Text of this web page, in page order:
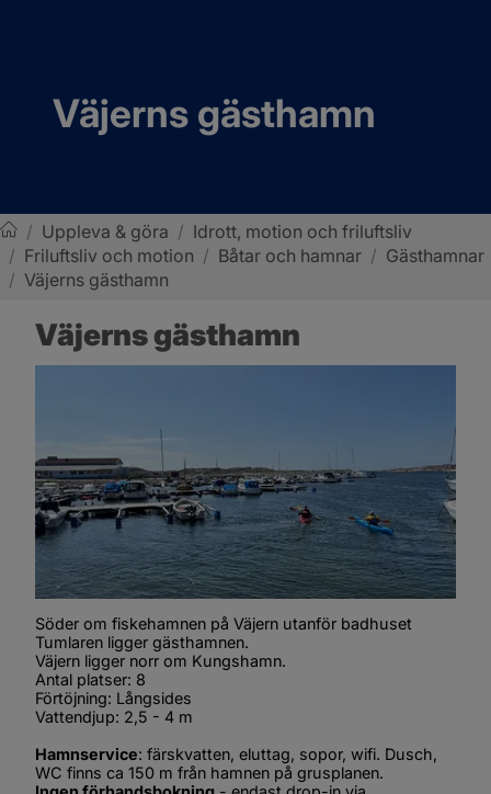
Väjerns gästhamn
Sotenäs kommun
/ Uppleva & göra / Idrott, motion och friluftsliv
/ Friluftsliv och motion / Båtar och hamnar / Gästhamnar
/ Väjerns gästhamn
Väjerns gästhamn
Söder om fiskehamnen på Väjern utanför badhuset
Tumlaren ligger gästhamnen.
Väjern ligger norr om Kungshamn.
Antal platser: 8
Förtöjning: Långsides
Vattendjup: 2,5 - 4 m
Hamnservice: färskvatten, eluttag, sopor, wifi. Dusch,
WC finns ca 150 m från hamnen på grusplanen.